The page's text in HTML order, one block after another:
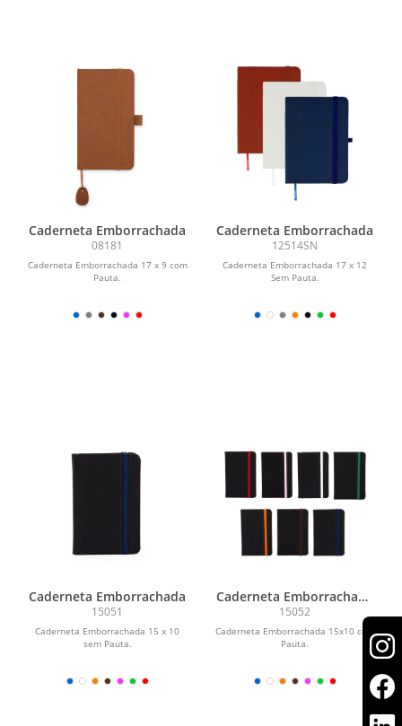
Caderneta Emborrachada
08181
Caderneta Emborrachada 17 x 9 com
Pauta.
Caderneta Emborrachada
12514SN
Caderneta Emborrachada 17 x 12
Sem Pauta.
Caderneta Emborrachada
15051
Caderneta Emborrachada 15 x 10
sem Pauta.
Caderneta Emborrachada
com Pauta
15052
Caderneta Emborrachada 15x10 com
Pauta.